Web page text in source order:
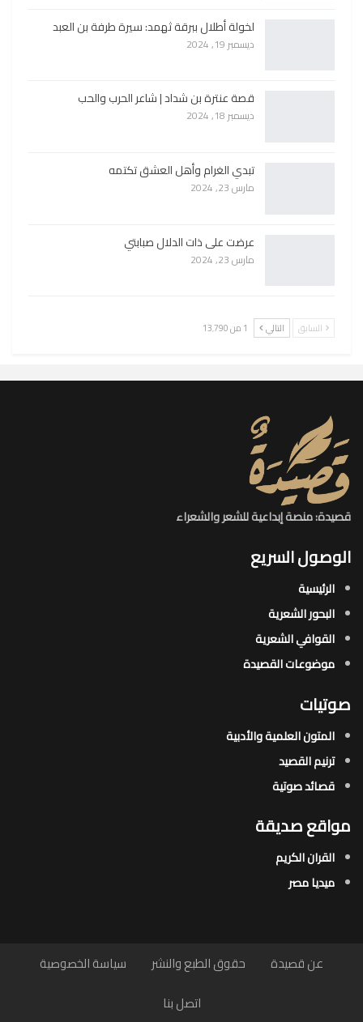
لخولة أطلال ببرقة ثهمد: سيرة طرفة بن العبد
ديسمبر 19, 2024
قصة عنترة بن شداد | شاعر الحرب والحب
ديسمبر 18, 2024
تبدي الغرام وأهل العشق تكتمه
مارس 23, 2024
عرضت على ذات الدلال صبابتي
مارس 23, 2024
السابق التالي 1 من 13٬790
قصيدة: منصة إبداعية للشعر والشعراء
الوصول السريع
الرئيسية
البحور الشعرية​
القوافي الشعرية​
موضوعات القصيدة​
صوتيات
المتون العلمية والأدبية
ترنيم القصيد
قصائد صوتية
مواقع صديقة
القران الكريم
ميديا مصر
عن قصيدة حقوق الطبع والنشر
سياسة الخصوصية
اتصل بنا